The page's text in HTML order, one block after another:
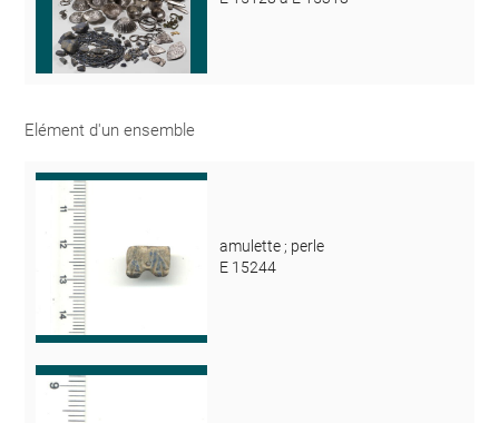
Elément d'un ensemble
amulette ; perle
E 15244